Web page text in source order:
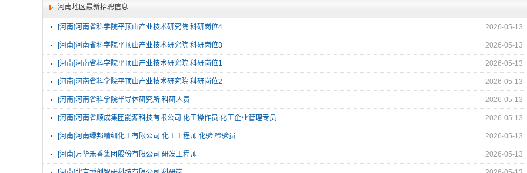
河南地区最新招聘信息
2026-05-13
· [河南]河南省科学院平顶山产业技术研究院 科研岗位4
2026-05-13
· [河南]河南省科学院平顶山产业技术研究院 科研岗位3
2026-05-13
· [河南]河南省科学院平顶山产业技术研究院 科研岗位1
2026-05-13
· [河南]河南省科学院平顶山产业技术研究院 科研岗位2
2026-05-13
· [河南]河南省科学院半导体研究所 科研人员
2026-05-13
· [河南]河南省顺成集团能源科技有限公司 化工操作员|化工企业管理专员
2026-05-13
· [河南]河南绿邦精细化工有限公司 化工工程师|化验|检验员
2026-05-13
· [河南]万华禾香集团股份有限公司 研发工程师